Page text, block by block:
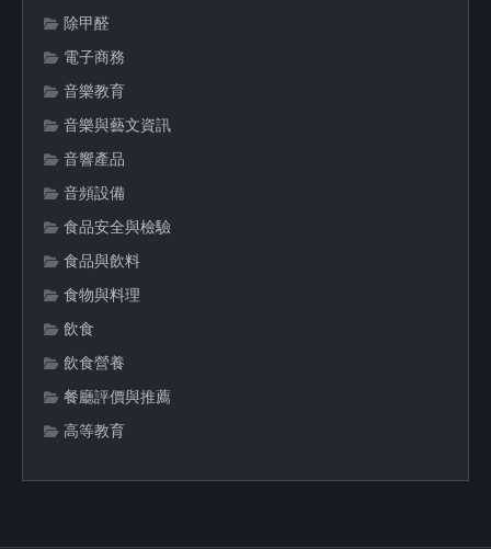
除甲醛
電子商務
音樂教育
音樂與藝文資訊
音響產品
音頻設備
食品安全與檢驗
食品與飲料
食物與料理
飲食
飲食營養
餐廳評價與推薦
高等教育